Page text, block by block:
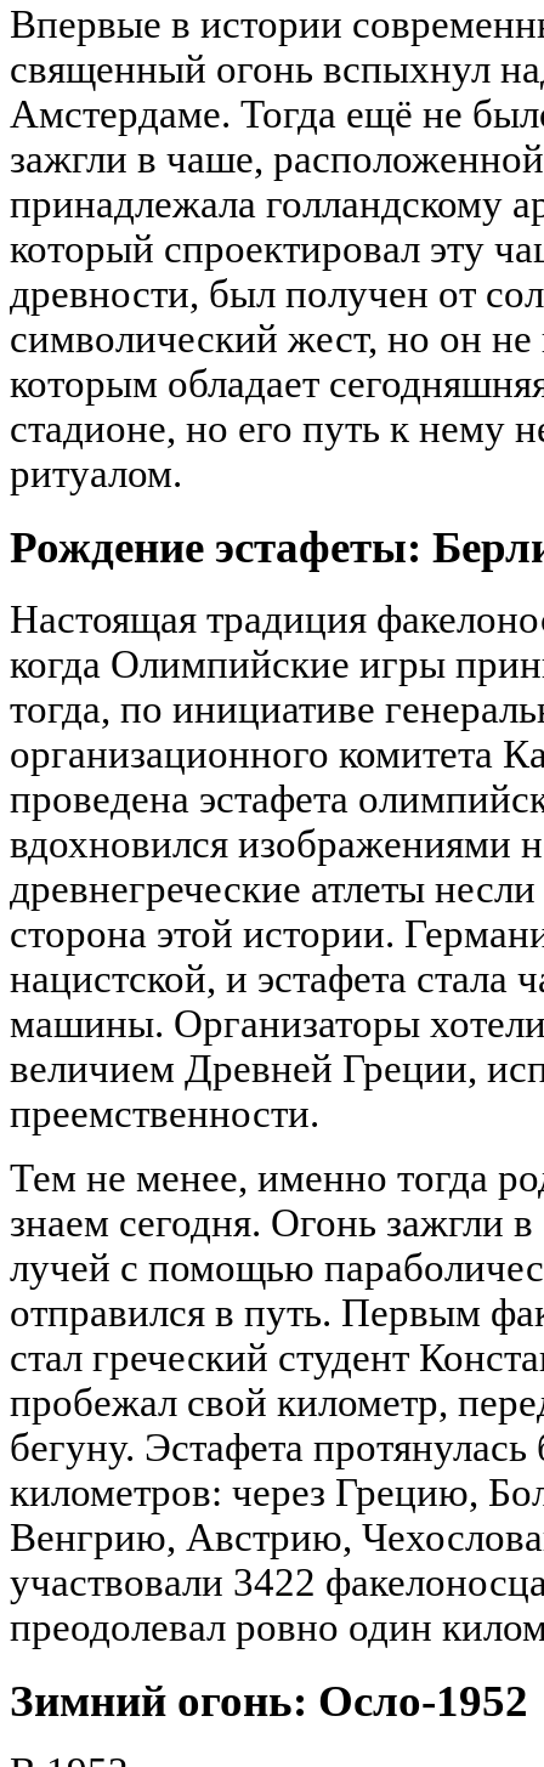
Впервые в истории
священный огонь вспыхнул
Амстердаме. Тогда ещё не
зажгли в чаше,
принадлежала голландскому
который спроектировал эту
древности, был получен от
символический жест, но он не
которым обладает
стадионе, но его путь к нему
ритуалом.
Рождение эстафеты:
Настоящая традиция
когда Олимпийские игры
тогда, по инициативе
организационного комитета
проведена эстафета
вдохновился изображениями
древнегреческие атлеты
сторона этой истории.
нацистской, и эстафета стала
машины. Организаторы хотели
величием Древней Греции,
преемственности.
Тем не менее, именно тогда
знаем сегодня. Огонь зажгли
лучей с помощью
отправился в путь. Первым
стал греческий студент
пробежал свой километр,
бегуну. Эстафета
километров: через Грецию,
Венгрию, Австрию,
участвовали 3422
преодолевал ровно один
Зимний огонь: Осло-1952